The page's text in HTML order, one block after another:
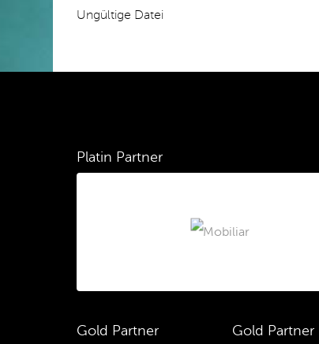
Ungültige Datei
Platin Partner
Gold Partner Gold Partner